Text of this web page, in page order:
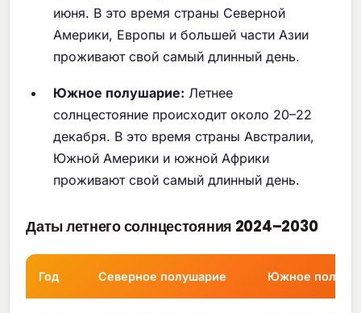
июня. В это время страны Северной
Америки, Европы и большей части Азии
проживают свой самый длинный день.
Южное полушарие: Летнее
солнцестояние происходит около 20–22
декабря. В это время страны Австралии,
Южной Америки и южной Африки
проживают свой самый длинный день.
Даты летнего солнцестояния 2024–2030
Год Северное полушарие Южное